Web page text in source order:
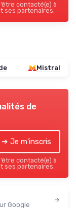
contacté(e) à
ses partenaires.
Mistral
de
➔ Je m'inscris
contacté(e) à
ses partenaires.
Google